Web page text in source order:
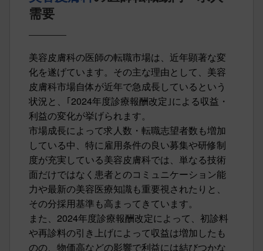
需要
美容皮膚科の医師の転職市場は、近年顕著な変
化を遂げています。その主な理由として、美容
皮膚科市場自体が近年で急成長しているという
状況と、｢2024年度診療報酬改定｣による収益・
利益の変化が挙げられます。
市場成長によって求人数・転職志望者数も増加
している中、特に雇用条件の良い募集や研修制
度が充実している美容皮膚科では、単なる技術
面だけではなく患者とのコミュニケーション能
力や最新の美容医療知識も重要視されたりと、
その分採用基準も高まってきています。
また、2024年度診療報酬改定によって、初診料
や再診料の引き上げによって収益は増加したも
のの、物価高などの影響で利益には結びつかな